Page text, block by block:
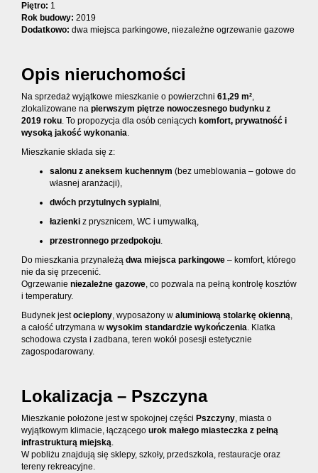
Piętro: 1
Rok budowy: 2019
Dodatkowo: dwa miejsca parkingowe, niezależne ogrzewanie gazowe
Opis nieruchomości
Na sprzedaż wyjątkowe mieszkanie o powierzchni 61,29 m²,
zlokalizowane na pierwszym piętrze nowoczesnego budynku z
2019 roku. To propozycja dla osób ceniących komfort, prywatność i
wysoką jakość wykonania.
Mieszkanie składa się z:
salonu z aneksem kuchennym (bez umeblowania – gotowe do
własnej aranżacji),
dwóch przytulnych sypialni,
łazienki z prysznicem, WC i umywalką,
przestronnego przedpokoju.
Do mieszkania przynależą dwa miejsca parkingowe – komfort, którego
nie da się przecenić.
Ogrzewanie niezależne gazowe, co pozwala na pełną kontrolę kosztów
i temperatury.
Budynek jestocieplony, wyposażony w aluminiową stolarkę okienną,
a całość utrzymana w wysokim standardzie wykończenia. Klatka
schodowa czysta i zadbana, teren wokół posesji estetycznie
zagospodarowany.
Lokalizacja – Pszczyna
Mieszkanie położone jest w spokojnej części Pszczyny, miasta o
wyjątkowym klimacie, łączącego urok małego miasteczka z pełną
infrastrukturą miejską.
W pobliżu znajdują się sklepy, szkoły, przedszkola, restauracje oraz
tereny rekreacyjne.